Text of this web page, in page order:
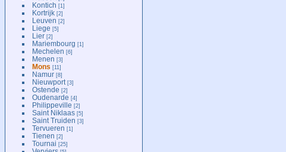
Kontich [1]
Kortrijk [2]
Leuven [2]
Liege [5]
Lier [2]
Mariembourg [1]
Mechelen [6]
Menen [3]
Mons [11]
Namur [8]
Nieuwport [3]
Ostende [2]
Oudenarde [4]
Philippeville [2]
Saint Niklaas [5]
Saint Truiden [3]
Tervueren [1]
Tienen [2]
Tournai [25]